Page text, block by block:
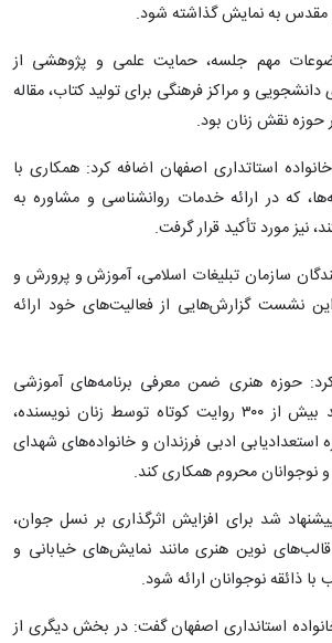
مقدس به نمایش گذاشته شود.
مهم جلسه، حمایت علمی و پژوهشی از
دانشجویی و مراکز فرهنگی برای تولید کتاب، مقاله
نقش زنان بود.
استاتداری اصفهان اضافه کرد: همکاری با
که در ارائه خدمات روانشناسی و مشاوره به
نیز مورد تأکید قرار گرفت.
سازمان تبلیغات اسلامی، آموزش و پرورش و
نشست گزارش‌هایی از فعالیت‌های خود ارائه
حوزه هنری ضمن معرفی برنامه‌های آموزشی
«مکتب روایت» و تولید بیش از ۳۰۰ روایت کوتاه توسط زنان نویسنده،
استعدادیابی ادبی فرزندان و خانواده‌های شهدای
و نوجوانان محروم همکاری کند.
شد برای افزایش اثرگذاری بر نسل جوان،
نوین هنری مانند نمایش‌های خیابانی و
ذائقه نوجوانان ارائه شود.
استانداری اصفهان گفت: در بخش دیگری از